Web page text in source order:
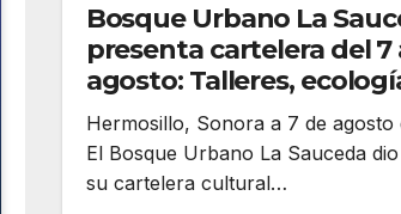
Bosque Urbano La
presenta cartelera del 7
agosto: Talleres,
literatura y concierto con
Hermosillo, Sonora a 7 de
El Bosque Urbano La Sauceda
su cartelera cultural…